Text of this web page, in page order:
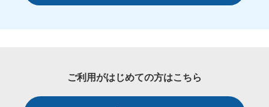
ご利用がはじめての方はこちら